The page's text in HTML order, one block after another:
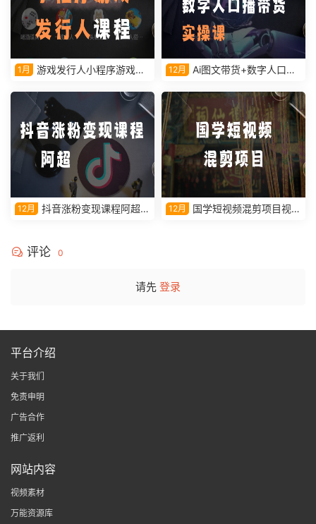
1月
游戏发行人小程序游戏课
12月
Ai图文带货+数字人口播
12月
抖音涨粉变现课程阿超教
12月
国学短视频混剪项目视频
评论 0
请先 登录
平台介绍
关于我们
免责申明
广告合作
推广返利
网站内容
视频素材
万能资源库